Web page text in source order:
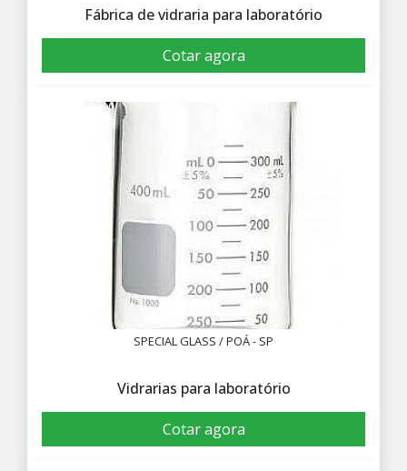
Fábrica de vidraria para laboratório
Cotar agora
SPECIAL GLASS / POÁ - SP
Vidrarias para laboratório
Cotar agora